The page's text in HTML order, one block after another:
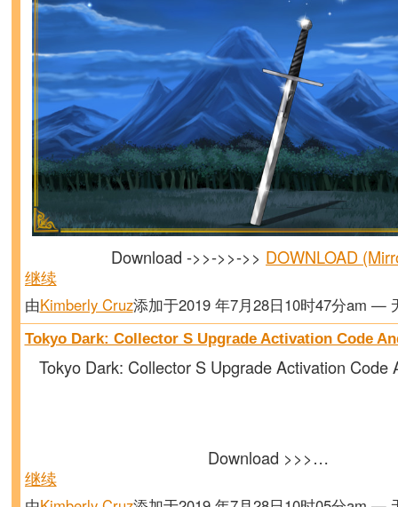
Download ->>->>->> DOWNLOAD
继续
由Kimberly Cruz添加于2019 年7月28日10时47分am —
Tokyo Dark: Collector S Upgrade Activation Code
Tokyo Dark: Collector S Upgrade Activation Code
Download >>>…
继续